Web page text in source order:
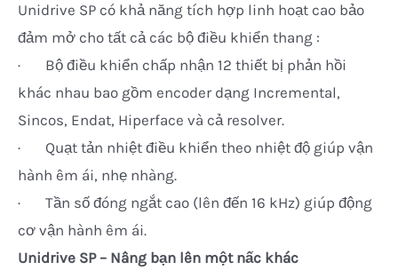
Unidrive SP có khả năng tích hợp linh hoạt cao bảo
đảm mở cho tất cả các bộ điều khiển thang :
· Bộ điều khiển chấp nhận 12 thiết bị phản hồi
khác nhau bao gồm encoder dạng Incremental,
Sincos, Endat, Hiperface và cả resolver.
· Quạt tản nhiệt điều khiển theo nhiệt độ giúp vận
hành êm ái, nhẹ nhàng.
· Tần số đóng ngắt cao (lên đến 16 kHz) giúp động
cơ vận hành êm ái.
Unidrive SP – Nâng bạn lên một nấc khác